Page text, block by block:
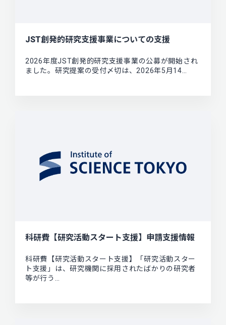
JST創発的研究支援事業についての支援
2026年度JST創発的研究支援事業の公募が開始され
ました。研究提案の受付〆切は、2026年5月14…
科研費【研究活動スタート支援】申請支援情報
科研費【研究活動スタート支援】「研究活動スター
ト支援」は、研究機関に採用されたばかりの研究者
等が行う…